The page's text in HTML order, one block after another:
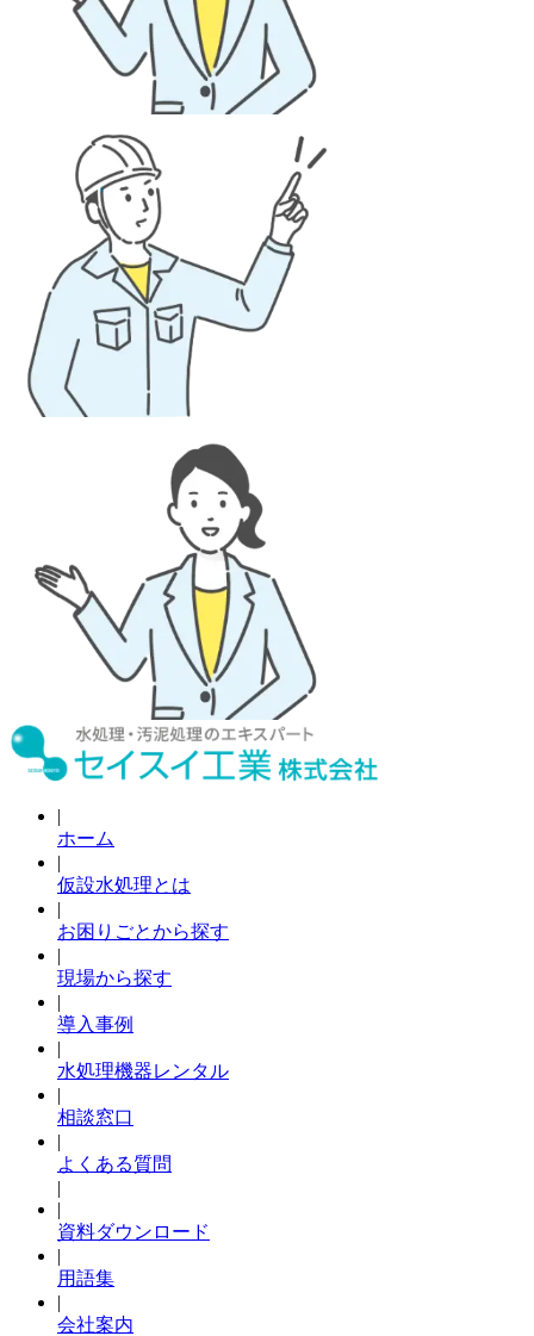
|
ホーム
|
仮設水処理とは
|
お困りごとから探す
|
現場から探す
|
導入事例
|
水処理機器レンタル
|
相談窓口
|
よくある質問
|
|
資料ダウンロード
|
用語集
|
会社案内